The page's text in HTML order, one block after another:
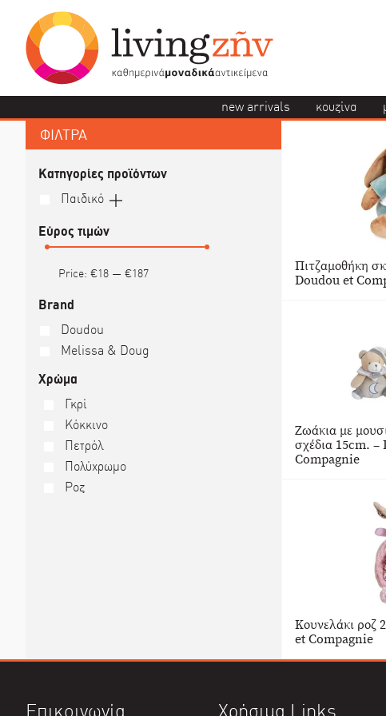
new arrivals κουζίνα
ΦΙΛΤΡΑ
Κατηγορίες προϊόντων
Παιδικό
Εύρος τιμών
Price: €18— €187
Brand
Doudou
Melissa & Doug
Χρώμα
Γκρί
Κόκκινο
Πετρόλ
Πολύχρωμο
Ροζ
Πιτζαμοθήκη
Doudou et
Ζωάκια με
σχέδια 15cm.
Compagnie
Κουνελάκι ροζ
et Compagnie
Επικοινωνία Χρήσιμα Links